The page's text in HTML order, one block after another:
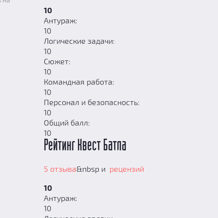
10
Антураж:
10
Логические задачи:
10
Сюжет:
10
Командная работа:
10
Персонал и безопасность:
10
Общий балл:
10
Рейтинг Квест Батла
5 отзыва&nbsp и рецензий
10
Антураж:
10